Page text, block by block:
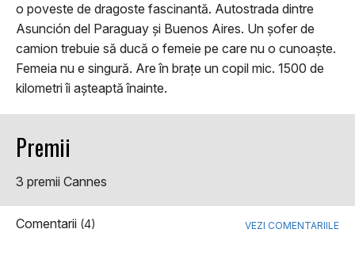
o poveste de dragoste fascinantă. Autostrada dintre
Asunción del Paraguay și Buenos Aires. Un șofer de
camion trebuie să ducă o femeie pe care nu o cunoaște.
Femeia nu e singură. Are în brațe un copil mic. 1500 de
kilometri îi așteaptă înainte.
Premii
3 premii Cannes
Comentarii (4) VEZI COMENTARIILE